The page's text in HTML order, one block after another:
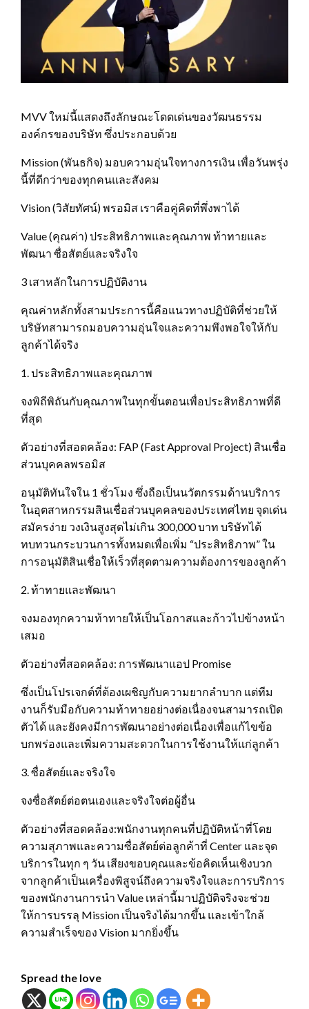
MVV ใหม่นี้แสดงถึงลักษณะโดดเด่นของวัฒนธรรม
องค์กรของบริษัท ซึ่งประกอบด้วย
Mission (พันธกิจ) มอบความอุ่นใจทางการเงิน เพื่อวันพรุ่ง
นี้ที่ดีกว่าของทุกคนและสังคม
Vision (วิสัยทัศน์) พรอมิส เราคือคู่คิดที่พึ่งพาได้
Value (คุณค่า) ประสิทธิภาพและคุณภาพ ท้าทายและ
พัฒนา ซื่อสัตย์และจริงใจ
3 เสาหลักในการปฏิบัติงาน
คุณค่าหลักทั้งสามประการนี้คือแนวทางปฏิบัติที่ช่วยให้
บริษัทสามารถมอบความอุ่นใจและความพึงพอใจให้กับ
ลูกค้าได้จริง
1. ประสิทธิภาพและคุณภาพ
จงพิถีพิถันกับคุณภาพในทุกขั้นตอนเพื่อประสิทธิภาพที่ดี
ที่สุด
ตัวอย่างที่สอดคล้อง: FAP (Fast Approval Project) สินเชื่อ
ส่วนบุคคลพรอมิส
อนุมัติทันใจใน 1 ชั่วโมง ซึ่งถือเป็นนวัตกรรมด้านบริการ
ในอุตสาหกรรมสินเชื่อส่วนบุคคลของประเทศไทย จุดเด่น
สมัครง่าย วงเงินสูงสุดไม่เกิน 300,000 บาท บริษัทได้
ทบทวนกระบวนการทั้งหมดเพื่อเพิ่ม “ประสิทธิภาพ” ใน
การอนุมัติสินเชื่อให้เร็วที่สุดตามความต้องการของลูกค้า
2. ท้าทายและพัฒนา
จงมองทุกความท้าทายให้เป็นโอกาสและก้าวไปข้างหน้า
เสมอ
ตัวอย่างที่สอดคล้อง: การพัฒนาแอป Promise
ซึ่งเป็นโปรเจกต์ที่ต้องเผชิญกับความยากลำบาก แต่ทีม
งานก็รับมือกับความท้าทายอย่างต่อเนื่องจนสามารถเปิด
ตัวได้ และยังคงมีการพัฒนาอย่างต่อเนื่องเพื่อแก้ไขข้อ
บกพร่องและเพิ่มความสะดวกในการใช้งานให้แก่ลูกค้า
3. ซื่อสัตย์และจริงใจ
จงซื่อสัตย์ต่อตนเองและจริงใจต่อผู้อื่น
ตัวอย่างที่สอดคล้อง:พนักงานทุกคนที่ปฏิบัติหน้าที่โดย
ความสุภาพและความซื่อสัตย์ต่อลูกค้าที่ Center และจุด
บริการในทุก ๆ วัน เสียงขอบคุณและข้อคิดเห็นเชิงบวก
จากลูกค้าเป็นเครื่องพิสูจน์ถึงความจริงใจและการบริการ
ของพนักงานการนำ Value เหล่านี้มาปฏิบัติจริงจะช่วย
ให้การบรรลุ Mission เป็นจริงได้มากขึ้น และเข้าใกล้
ความสำเร็จของ Vision มากยิ่งขึ้น
Spread the love